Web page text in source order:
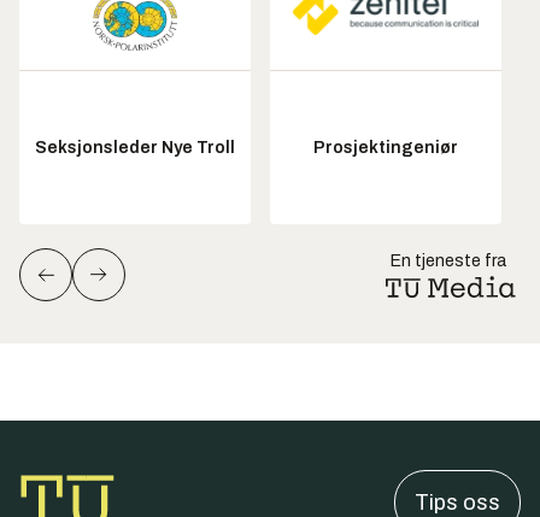
Seksjonsleder Nye Troll Prosjektingeniør
En tjeneste fra
Tips oss